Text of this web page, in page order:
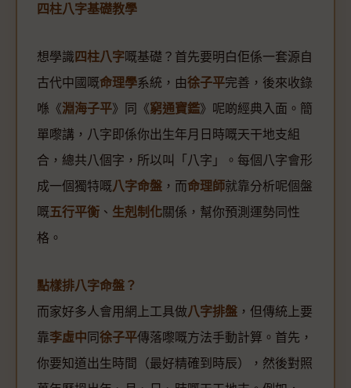
四柱八字基礎教學
想學識 四柱八字嘅基礎？首先要明白佢係一套源自
古代中國嘅命理學系統，由徐子平完善，後來收錄
喺《淵海子平》同《窮通寶鑑》呢啲經典入面。簡
單嚟講，八字即係你出生年月日時嘅天干地支組
合，總共八個字，所以叫「八字」。每個八字會形
成一個獨特嘅八字命盤 ，而命理師就靠分析呢個盤
嘅五行平衡 、 生剋制化關係，幫你預測運勢同性
格。
點樣排八字命盤？
而家好多人會用網上工具做八字排盤 ，但傳統上要
靠李虛中 同 徐子平傳落嚟嘅方法手動計算。首先，
你要知道出生時間（最好精確到時辰），然後對照